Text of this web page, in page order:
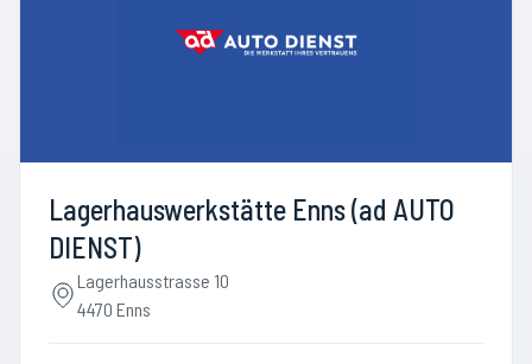
Lagerhauswerkstätte Enns (ad AUTO
DIENST)
Lagerhausstrasse 10
4470 Enns